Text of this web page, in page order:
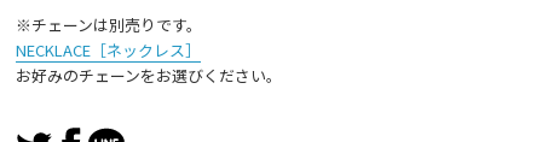
※チェーンは別売りです。
NECKLACE［ネックレス］
お好みのチェーンをお選びください。